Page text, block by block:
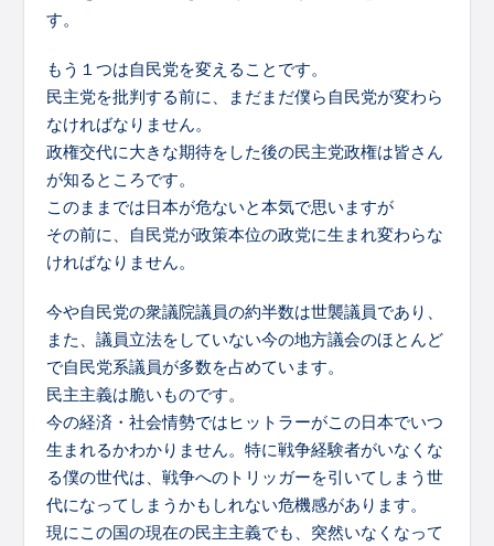
す。
もう１つは自民党を変えることです。
民主党を批判する前に、まだまだ僕ら自民党が変わら
なければなりません。
政権交代に大きな期待をした後の民主党政権は皆さん
が知るところです。
このままでは日本が危ないと本気で思いますが
その前に、自民党が政策本位の政党に生まれ変わらな
ければなりません。
今や自民党の衆議院議員の約半数は世襲議員であり、
また、議員立法をしていない今の地方議会のほとんど
で自民党系議員が多数を占めています。
民主主義は脆いものです。
今の経済・社会情勢ではヒットラーがこの日本でいつ
生まれるかわかりません。特に戦争経験者がいなくな
る僕の世代は、戦争へのトリッガーを引いてしまう世
代になってしまうかもしれない危機感があります。
現にこの国の現在の民主主義でも、突然いなくなって